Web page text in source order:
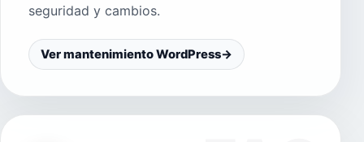
seguridad y cambios.
Ver mantenimiento WordPress→